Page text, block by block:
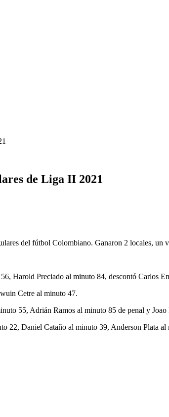
de Liga II 2021
del fútbol Colombiano. Ganaron 2 locales, un
Harold Preciado al minuto 84, descontó Carlos
Cetre al minuto 47.
55, Adrián Ramos al minuto 85 de penal y
22, Daniel Cataño al minuto 39, Anderson Plata